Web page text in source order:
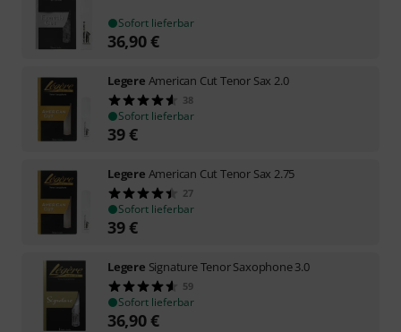
Sofort lieferbar
36,90€
Legere American Cut Tenor Sax 2.0
38
Sofort lieferbar
39€
Legere American Cut Tenor Sax 2.75
27
Sofort lieferbar
39€
Legere Signature Tenor Saxophone 3.0
59
Sofort lieferbar
36,90€